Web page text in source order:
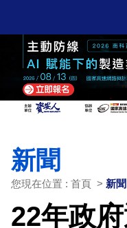
新聞
您現在位置 : 首頁 > 新聞
22年政